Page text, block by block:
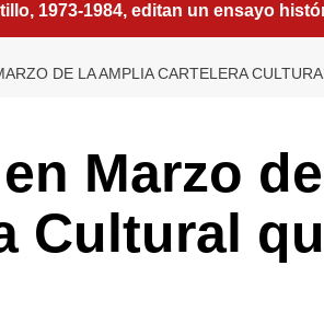
1973-1984, editan un ensayo
DE LA AMPLIA CARTELERA
Marzo
Cultural